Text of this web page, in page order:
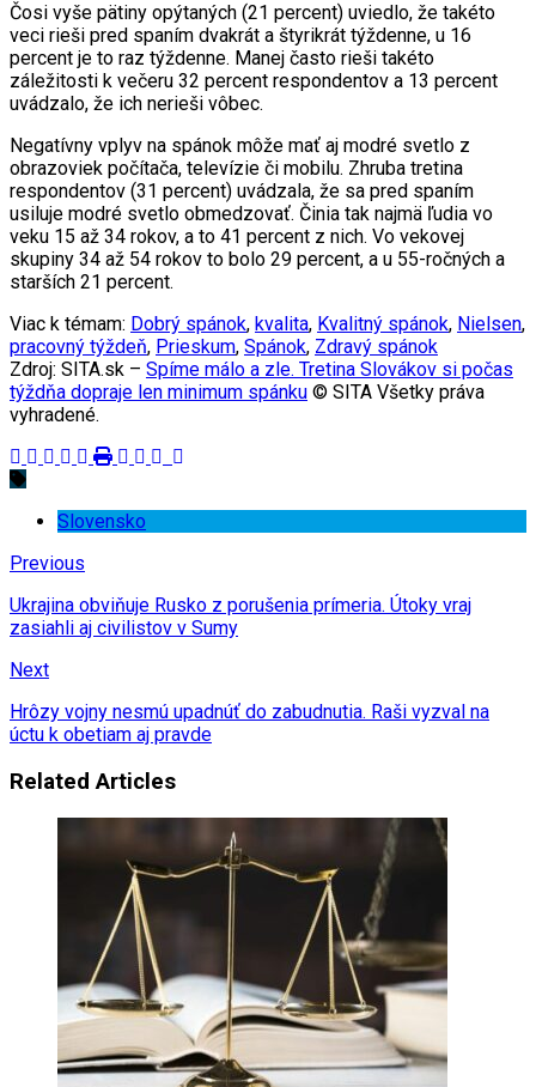
Čosi vyše pätiny opýtaných (21 percent) uviedlo, že takéto
veci rieši pred spaním dvakrát a štyrikrát týždenne, u 16
percent je to raz týždenne. Manej často rieši takéto
záležitosti k večeru 32 percent respondentov a 13 percent
uvádzalo, že ich nerieši vôbec.
Negatívny vplyv na spánok môže mať aj modré svetlo z
obrazoviek počítača, televízie či mobilu. Zhruba tretina
respondentov (31 percent) uvádzala, že sa pred spaním
usiluje modré svetlo obmedzovať. Činia tak najmä ľudia vo
veku 15 až 34 rokov, a to 41 percent z nich. Vo vekovej
skupiny 34 až 54 rokov to bolo 29 percent, a u 55-ročných a
starších 21 percent.
Viac k témam: Dobrý spánok, kvalita, Kvalitný spánok, Nielsen,
pracovný týždeň, Prieskum, Spánok, Zdravý spánok
Zdroj: SITA.sk – Spíme málo a zle. Tretina Slovákov si počas
týždňa dopraje len minimum spánku © SITA Všetky práva
vyhradené.
Slovensko
Previous
Ukrajina obviňuje Rusko z porušenia prímeria. Útoky vraj
zasiahli aj civilistov v Sumy
Next
Hrôzy vojny nesmú upadnúť do zabudnutia. Raši vyzval na
úctu k obetiam aj pravde
Related Articles